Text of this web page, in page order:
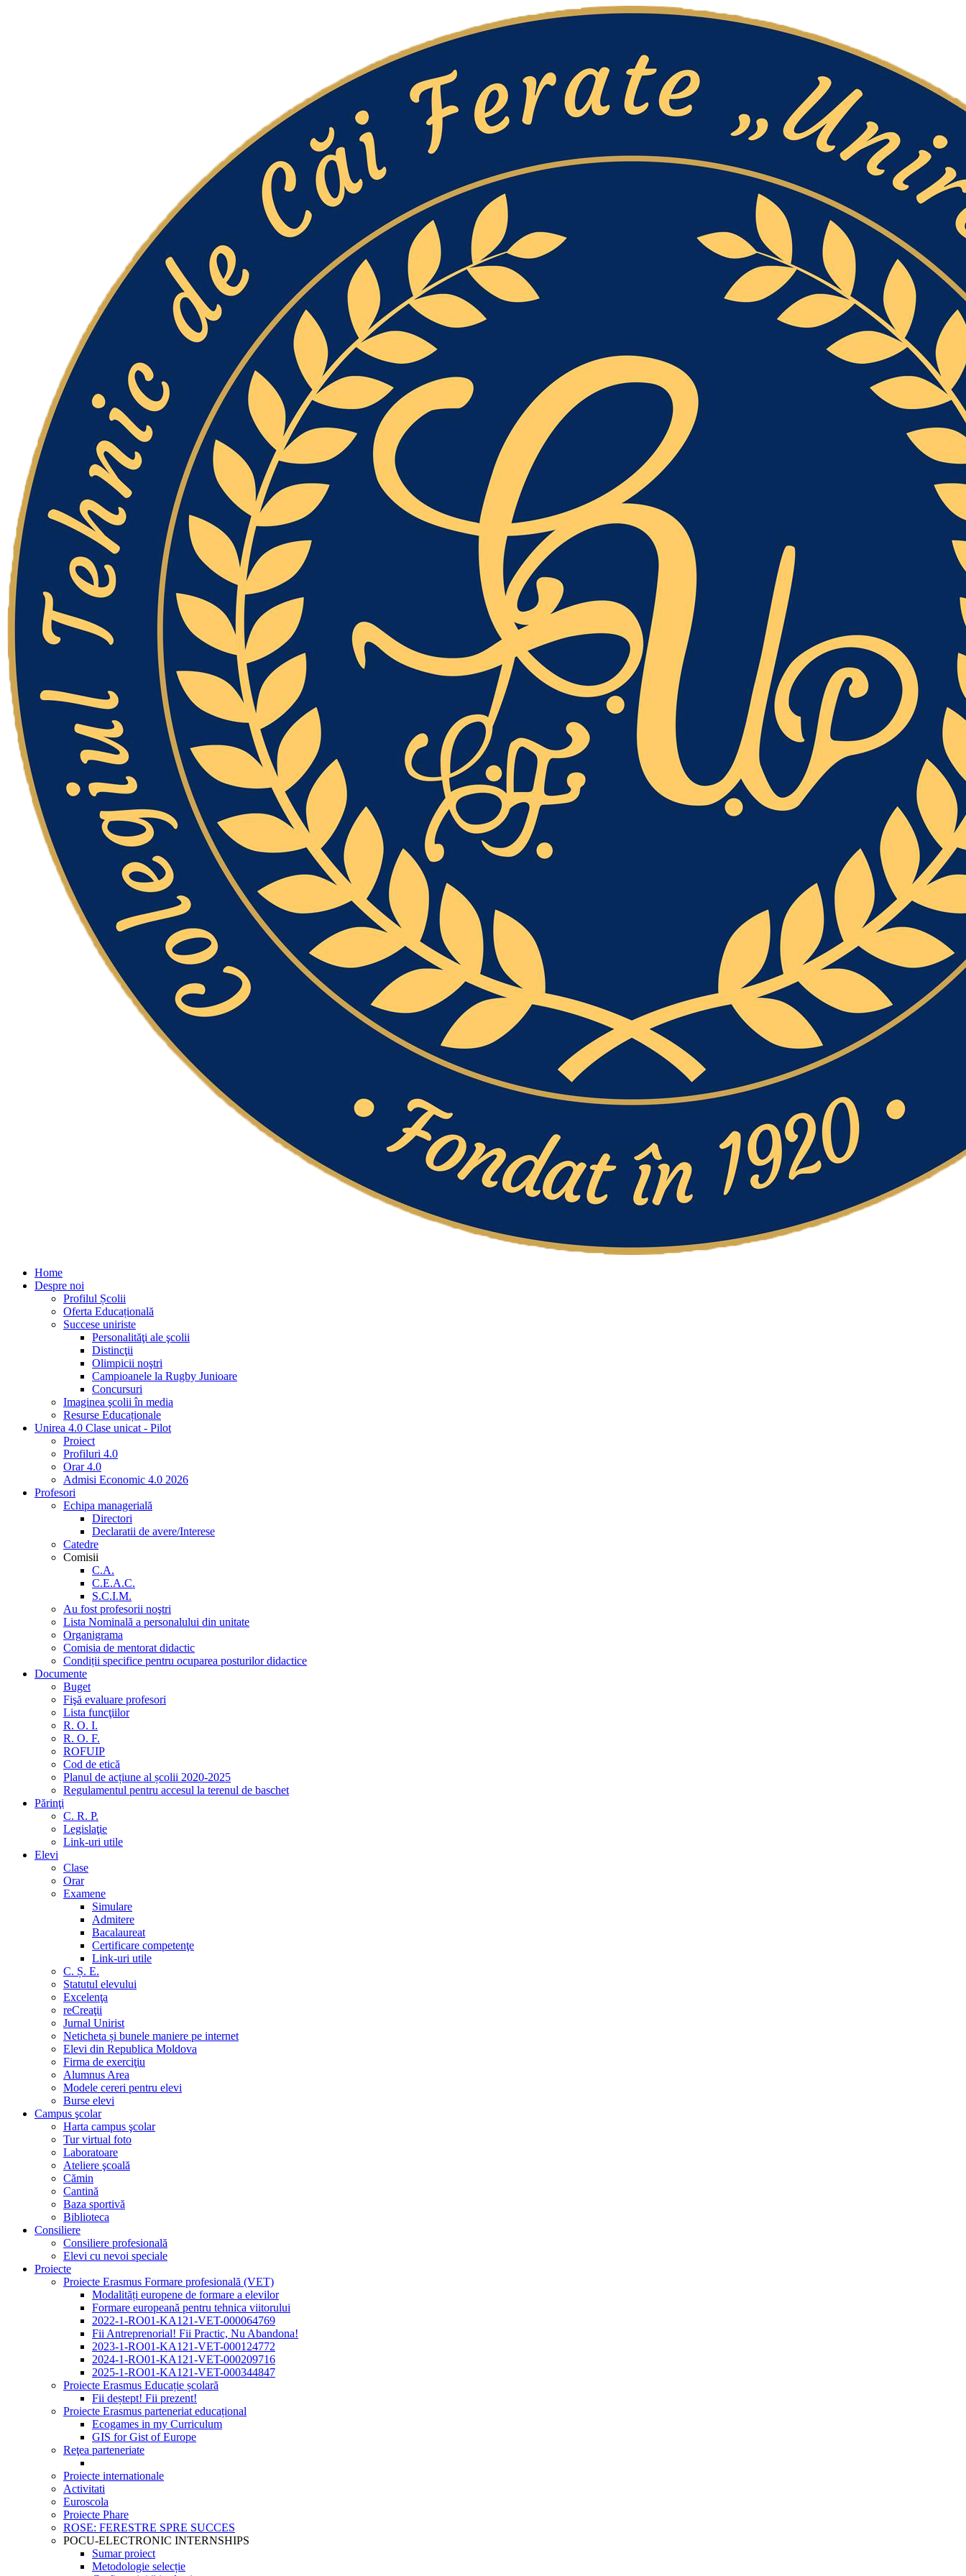
Home
Despre noi
Profilul Școlii
Oferta Educațională
Succese uniriste
Personalităţi ale şcolii
Distincţii
Olimpicii noştri
Campioanele la Rugby Junioare
Concursuri
Imaginea şcolii în media
Resurse Educaționale
Unirea 4.0 Clase unicat - Pilot
Proiect
Profiluri 4.0
Orar 4.0
Admisi Economic 4.0 2026
Profesori
Echipa managerială
Directori
Declaratii de avere/Interese
Catedre
Comisii
C.A.
C.E.A.C.
S.C.I.M.
Au fost profesorii noştri
Lista Nominală a personalului din unitate
Organigrama
Comisia de mentorat didactic
Condiții specifice pentru ocuparea posturilor didactice
Documente
Buget
Fişă evaluare profesori
Lista funcţiilor
R. O. I.
R. O. F.
ROFUIP
Cod de etică
Planul de acțiune al școlii 2020-2025
Regulamentul pentru accesul la terenul de baschet
Părinţi
C. R. P.
Legislaţie
Link-uri utile
Elevi
Clase
Orar
Examene
Simulare
Admitere
Bacalaureat
Certificare competenţe
Link-uri utile
C. Ș. E.
Statutul elevului
Excelenţa
reCreaţii
Jurnal Unirist
Neticheta și bunele maniere pe internet
Elevi din Republica Moldova
Firma de exerciţiu
Alumnus Area
Modele cereri pentru elevi
Burse elevi
Campus şcolar
Harta campus şcolar
Tur virtual foto
Laboratoare
Ateliere şcoală
Cămin
Cantină
Baza sportivă
Biblioteca
Consiliere
Consiliere profesională
Elevi cu nevoi speciale
Proiecte
Proiecte Erasmus Formare profesională (VET)
Modalități europene de formare a elevilor
Formare europeană pentru tehnica viitorului
2022-1-RO01-KA121-VET-000064769
Fii Antreprenorial! Fii Practic, Nu Abandona!
2023-1-RO01-KA121-VET-000124772
2024-1-RO01-KA121-VET-000209716
2025-1-RO01-KA121-VET-000344847
Proiecte Erasmus Educație școlară
Fii deștept! Fii prezent!
Proiecte Erasmus parteneriat educațional
Ecogames in my Curriculum
GIS for Gist of Europe
Reţea parteneriate
Proiecte internationale
Activitati
Euroscola
Proiecte Phare
ROSE: FERESTRE SPRE SUCCES
POCU-ELECTRONIC INTERNSHIPS
Sumar proiect
Metodologie selecție